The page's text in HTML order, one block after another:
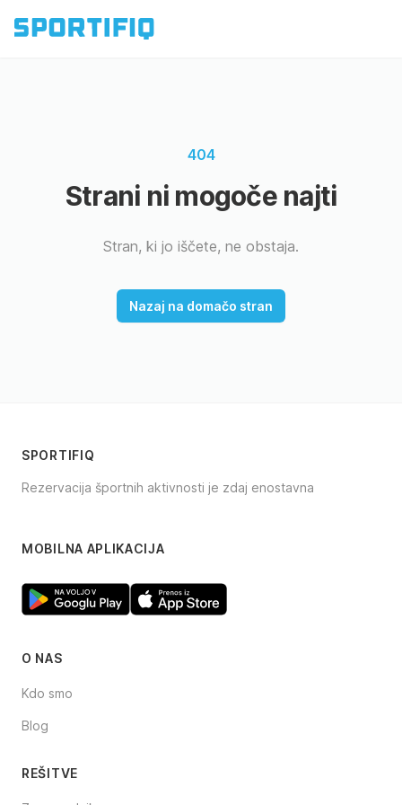
404
Strani ni mogoče najti
Stran, ki jo iščete, ne obstaja.
Nazaj na domačo stran
SPORTIFIQ
Rezervacija športnih aktivnosti je zdaj enostavna
MOBILNA APLIKACIJA
O NAS
Kdo smo
Blog
REŠITVE